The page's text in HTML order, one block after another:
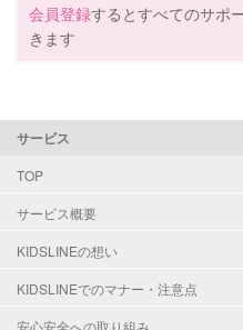
会員登録するとすべてのサポ
きます
サービス
TOP
サービス概要
KIDSLINEの想い
KIDSLINEでのマナー・注意点
安心安全への取り組み